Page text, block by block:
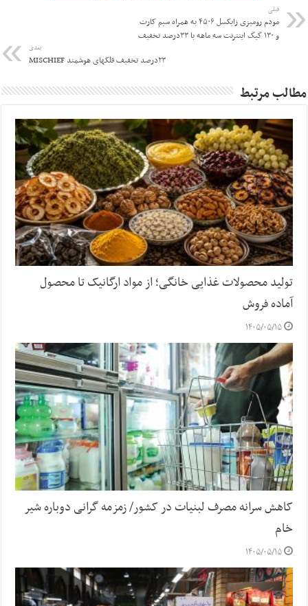
قبلی
مودم رومیزی زایکسل ۴۵۰۶ به همراه سیم کارت
و ۱۳۰ گیگ اینترنت سه ماهه با ۳۳درصد تخفیف
بعدی
۲۳درصد تخفیف قلکهای هوشمند MISCHIEF
مطالب مرتبط
تولید محصولات غذایی خانگی؛ از مواد ارگانیک تا محصول
آماده فروش
۱۴۰۵/۰۵/۱۵
کاهش سرانه مصرف لبنیات در کشور/ زمزمه گرانی دوباره شیر
خام
۱۴۰۵/۰۵/۱۵